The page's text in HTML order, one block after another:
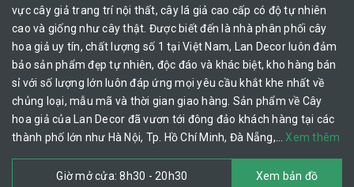
vực cây giả trang trí nội thất, cây lá giả cao cấp có độ tự nhiên
cao và giống như cây thật. Được biết đến là nhà phân phối cây
hoa giả uy tín, chất lượng số 1 tại Việt Nam, Lan Decor luôn đảm
bảo sản phẩm đẹp tự nhiên, độc đáo và khác biệt, kho hàng bán
sỉ với số lượng lớn luôn đáp ứng mọi yêu cầu khắt khe nhất về
chủng loại, mẫu mã và thời gian giao hàng. Sản phẩm về Cây
hoa giả của Lan Decor đã vươn tới đông đảo khách hàng tại các
thành phố lớn như Hà Nội, Tp. Hồ Chí Minh, Đà Nẵng,…Xem thêm
Giờ mở cửa: 8h30 - 20h30 Xem bản đồ